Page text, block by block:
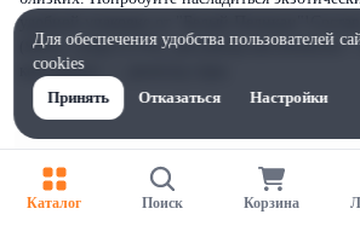
удобной упаковке от "Белый
(94%), сахар (5,5%), регулятор кислотности
консервант — диоксид серы.
Каталог Поиск Корзина
Для обеспечения удобства пользователей
cookies
Принять
Отказаться Настройки